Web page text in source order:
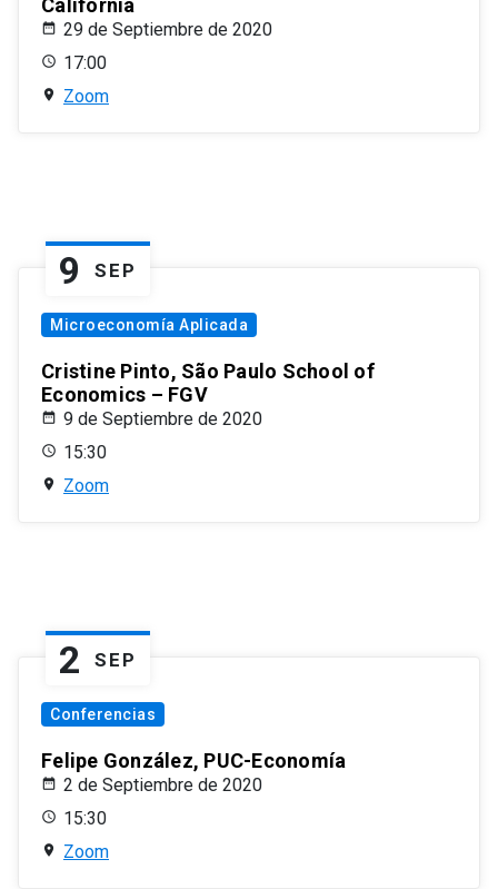
California
29 de Septiembre de 2020
17:00
Zoom
9 SEP
Microeconomía Aplicada
Cristine Pinto, São Paulo School of
Economics – FGV
9 de Septiembre de 2020
15:30
Zoom
2 SEP
Conferencias
Felipe González, PUC-Economía
2 de Septiembre de 2020
15:30
Zoom